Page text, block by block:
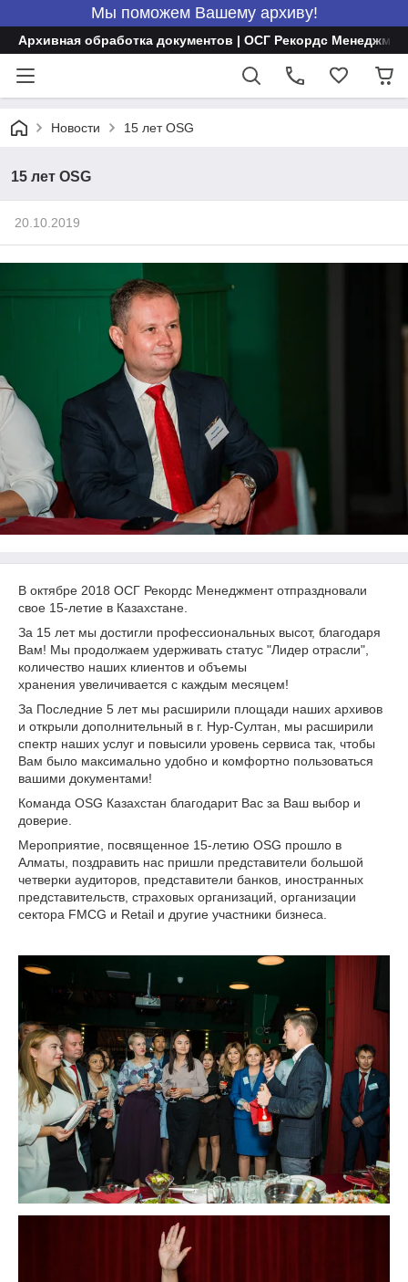
Мы поможем Вашему архиву!
Архивная обработка документов | ОСГ Рекордс
Новости 15 лет OSG
15 лет OSG
20.10.2019
В октябре 2018 ОСГ Рекордс Менеджмент отпраздновали
свое 15-летие в Казахстане.
За 15 лет мы достигли профессиональных высот, благодаря
Вам! Мы продолжаем удерживать статус "Лидер отрасли",
количество наших клиентов и объемы
хранения увеличивается с каждым месяцем!
За Последние 5 лет мы расширили площади наших архивов
и открыли дополнительный в г. Нур-Султан, мы расширили
спектр наших услуг и повысили уровень сервиса так, чтобы
Вам было максимально удобно и комфортно пользоваться
вашими документами!
Команда OSG Казахстан благодарит Вас за Ваш выбор и
доверие.
Мероприятие, посвященное 15-летию OSG прошло в
Алматы, поздравить нас пришли представители большой
четверки аудиторов, представители банков, иностранных
представительств, страховых организаций, организации
сектора FMCG и Retail и другие участники бизнеса.